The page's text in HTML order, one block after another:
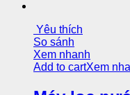
Yêu thích
So sánh
Xem nhanh
Add to cartXem